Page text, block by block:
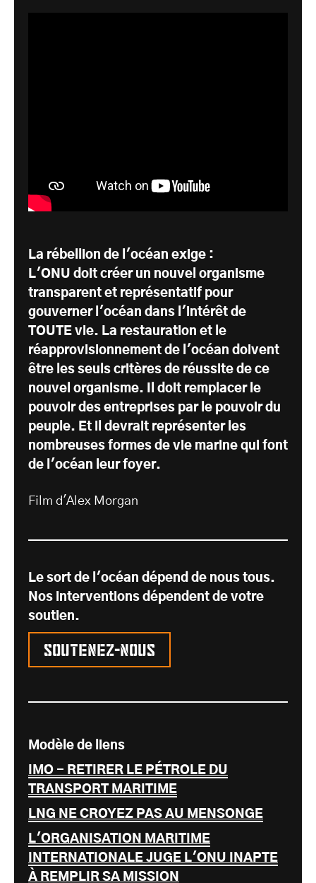
La rébellion de l'océan exige :
L'ONU doit créer un nouvel organisme
transparent et représentatif pour
gouverner l'océan dans l'intérêt de
TOUTE vie. La restauration et le
réapprovisionnement de l'océan doivent
être les seuls critères de réussite de ce
nouvel organisme. Il doit remplacer le
pouvoir des entreprises par le pouvoir du
peuple. Et il devrait représenter les
nombreuses formes de vie marine qui font
de l'océan leur foyer.
Film d'Alex Morgan
Le sort de l'océan dépend de nous tous.
Nos interventions dépendent de votre
soutien.
Soutenez-nous
Modèle de liens
IMO - RETIRER LE PÉTROLE DU
TRANSPORT MARITIME
LNG NE CROYEZ PAS AU MENSONGE
L'ORGANISATION MARITIME
INTERNATIONALE JUGE L'ONU INAPTE
À REMPLIR SA MISSION